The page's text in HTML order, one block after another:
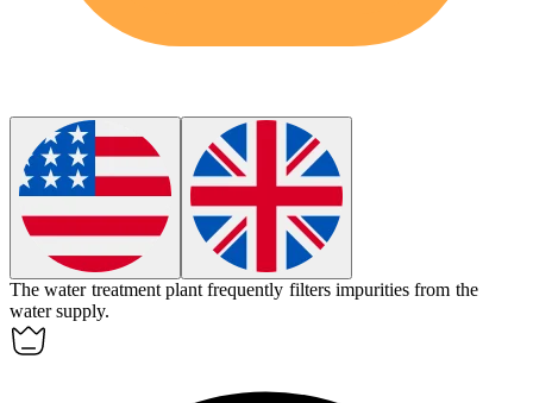
The water treatment plant frequently filters impurities from the
water supply.